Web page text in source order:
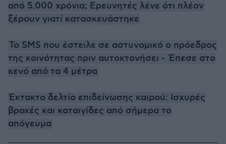
από 5.000 χρόνια; Ερευνητές λένε ότι πλέον
ξέρουν γιατί κατασκευάστηκε
Το SMS που έστειλε σε αστυνομικό ο πρόεδρος
της κοινότητας πριν αυτοκτονήσει - Έπεσε στο
κενό από τα 4 μέτρα
Έκτακτο δελτίο επιδείνωσης καιρού: Ισχυρές
βροχές και καταιγίδες από σήμερα το
απόγευμα